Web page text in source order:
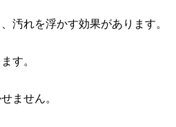
汚れを浮かす効果があります。
す。
ません。